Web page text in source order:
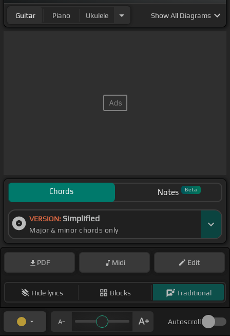
metido en nuestro corazón de una forma
Guitar Piano Ukulele ShowAll Diagrams
Chords Notes Beta
VERSION: Simplified
Major & minor chords only
PDF Midi Edit
Hide lyrics Blocks Traditional
Autoscroll